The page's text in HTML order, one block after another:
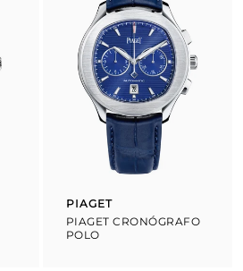
Proveedor:
PIAGET
PIAGET CRONÓGRAFO
POLO